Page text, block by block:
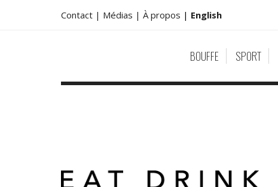
Contact | Médias | À propos | English
BOUFFE SPORT